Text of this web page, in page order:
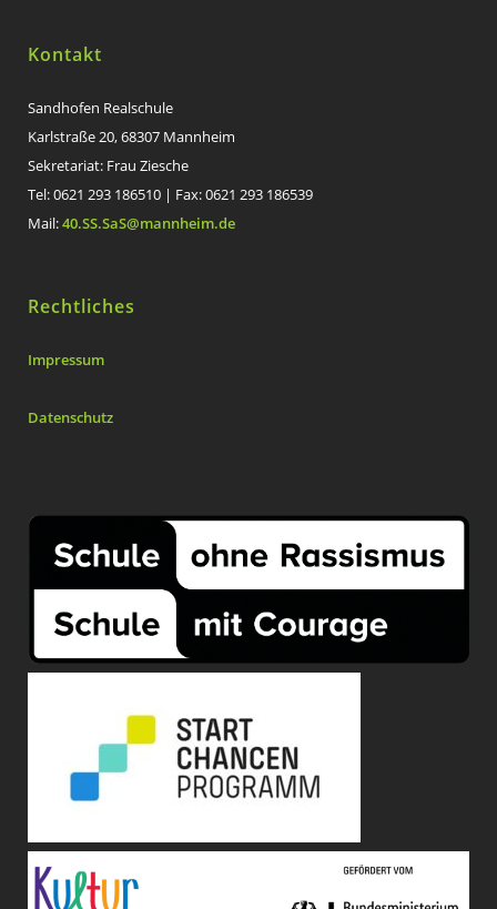
Kontakt
Sandhofen Realschule
Karlstraße 20, 68307 Mannheim
Sekretariat: Frau Ziesche
Tel: 0621 293 186510 | Fax: 0621 293 186539
Mail:40.SS.SaS@mannheim.de
Rechtliches
Impressum
Datenschutz